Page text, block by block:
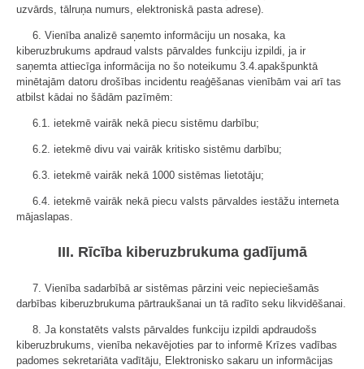
uzvārds, tālruņa numurs, elektroniskā pasta adrese).
6. Vienība analizē saņemto informāciju un nosaka, ka
kiberuzbrukums apdraud valsts pārvaldes funkciju izpildi, ja ir
saņemta attiecīga informācija no šo noteikumu 3.4.apakšpunktā
minētajām datoru drošības incidentu reaģēšanas vienībām vai arī tas
atbilst kādai no šādām pazīmēm:
6.1. ietekmē vairāk nekā piecu sistēmu darbību;
6.2. ietekmē divu vai vairāk kritisko sistēmu darbību;
6.3. ietekmē vairāk nekā 1000 sistēmas lietotāju;
6.4. ietekmē vairāk nekā piecu valsts pārvaldes iestāžu interneta
mājaslapas.
III. Rīcība kiberuzbrukuma gadījumā
7. Vienība sadarbībā ar sistēmas pārzini veic nepieciešamās
darbības kiberuzbrukuma pārtraukšanai un tā radīto seku likvidēšanai.
8. Ja konstatēts valsts pārvaldes funkciju izpildi apdraudošs
kiberuzbrukums, vienība nekavējoties par to informē Krīzes vadības
padomes sekretariāta vadītāju, Elektronisko sakaru un informācijas